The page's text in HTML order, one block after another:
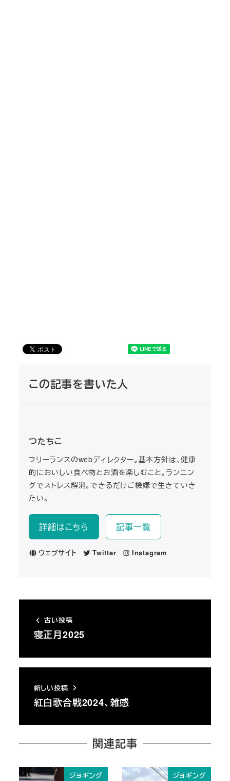
この記事を書いた人
つたちこ
フリーランスのwebディレクター。基本方針は、健康
的においしい食べ物とお酒を楽しむこと。ランニン
グでストレス解消。できるだけご機嫌で生きていき
たい。
詳細はこちら 記事一覧
ウェブサイト Twitter Instagram
古い投稿
寝正月2025
新しい投稿
紅白歌合戦2024、雑感
関連記事
ジョギング ジョギング